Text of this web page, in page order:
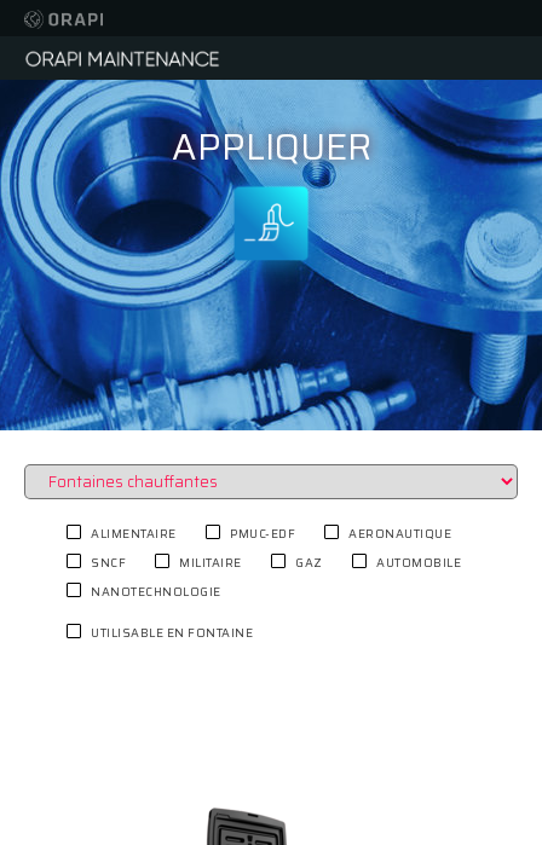
APPLIQUER
ALIMENTAIRE PMUC-EDF
AERONAUTIQUE
SNCF
MILITAIRE GAZ
AUTOMOBILE
NANOTECHNOLOGIE
UTILISABLE EN FONTAINE